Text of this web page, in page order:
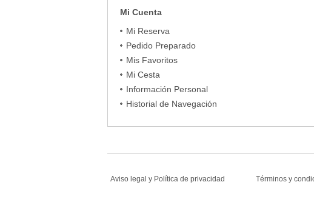
Mi Cuenta
Mi Reserva
Pedido Preparado
Mis Favoritos
Mi Cesta
Información Personal
Historial de Navegación
Aviso legal y Política de privacidad Términos y